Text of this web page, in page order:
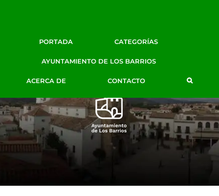
BLOG DE PRENSA
AYTO. LOS BARRIOS
PORTADA CATEGORÍAS
AYUNTAMIENTO DE LOS BARRIOS
ACERCA DE CONTACTO